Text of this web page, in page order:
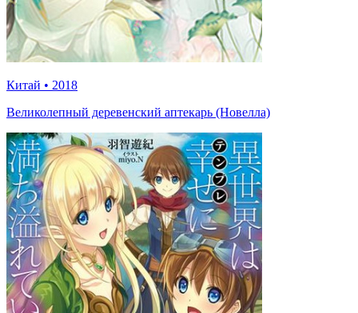
Китай • 2018
Великолепный деревенский аптекарь (Новелла)